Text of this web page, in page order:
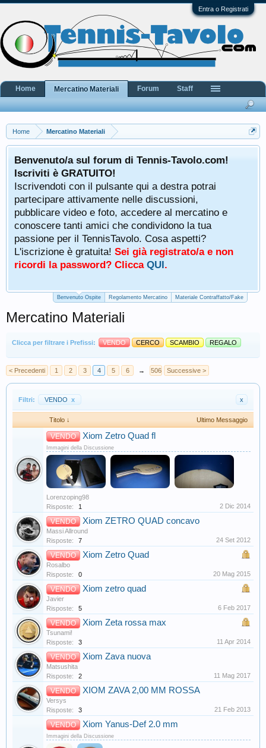
Entra o Registrati
Home Mercatino Materiali
Benvenuto/a sul forum di Tennis-Tavolo.com!
Iscriviti è GRATUITO!
Iscrivendoti con il pulsante qui a destra potrai
partecipare attivamente nelle discussioni,
pubblicare video e foto, accedere al mercatino e
conoscere tanti amici che condividono la tua
passione per il TennisTavolo. Cosa aspetti?
L'iscrizione è gratuita! Sei già registrato/a e non
ricordi la password? Clicca QUI.
Benvenuto Ospite Regolamento Mercatino Materiale Contraffatto/Fake
Mercatino Materiali
Clicca per filtrare i Prefissi: VENDO CERCO SCAMBIO REGALO
< Precedenti 1 2 3 4 5 6 → 506 Successive >
Filtri: VENDO x x
Titolo ↓ Ultimo Messaggio
VENDO Xiom Zetro Quad fl
Immagini della Discussione
Lorenzoping98
Risposte:
1 2 Dic 2014
VENDO Xiom ZETRO QUAD concavo
Massi Allround
Risposte:
7 24 Set 2012
VENDO Xiom Zetro Quad
Rosalbo
Risposte:
0 20 Mag 2015
VENDO Xiom zetro quad
Javier
Risposte:
5 6 Feb 2017
VENDO Xiom Zeta rossa max
Tsunami!
Risposte:
3 11 Apr 2014
VENDO Xiom Zava nuova
Matsushita
Risposte:
2 11 Mag 2017
VENDO XIOM ZAVA 2,00 MM ROSSA
Versys
Risposte:
3 21 Feb 2013
VENDO Xiom Yanus-Def 2.0 mm
Immagini della Discussione
Home Mercatino Materiali Forum Staff